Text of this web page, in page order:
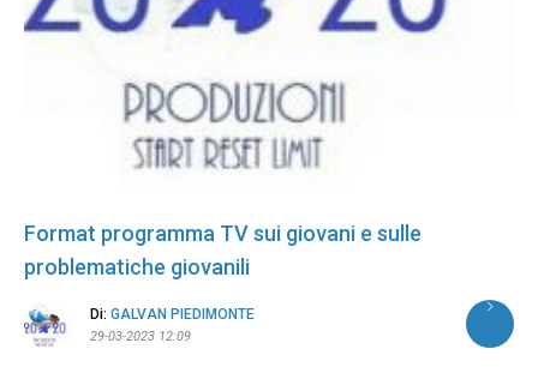
Format programma TV sui giovani e sulle
problematiche giovanili
Di: GALVAN PIEDIMONTE
29-03-2023 12:09